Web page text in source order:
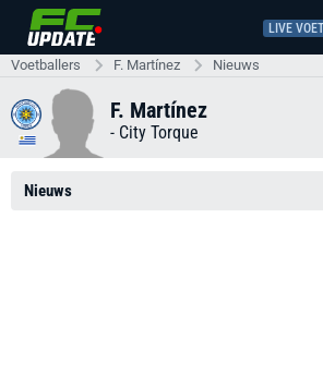
LIVE
Voetballers F. Martínez Nieuws
F. Martínez
- City Torque
Nieuws